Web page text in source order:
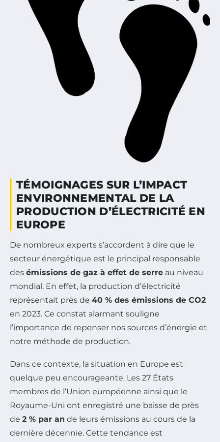
TÉMOIGNAGES SUR L’IMPACT
ENVIRONNEMENTAL DE LA
PRODUCTION D’ÉLECTRICITÉ EN
EUROPE
De nombreux experts s’accordent à dire que le
secteur énergétique est le principal responsable
des émissions de gaz à effet de serre au niveau
mondial. En effet, la production d’électricité
représentait près de 40 % des émissions de CO2
en 2023. Ce constat alarmant souligne
l’importance de repenser nos sources d’énergie et
notre méthode de production.
Dans ce contexte, la situation en Europe est
quelque peu encourageante. Les 27 États
membres de l’Union européenne ainsi que le
Royaume-Uni ont enregistré une baisse de près
de 2 % par an de leurs émissions au cours de la
dernière décennie. Cette tendance est